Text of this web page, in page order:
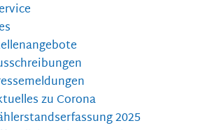
zu Corona
2025